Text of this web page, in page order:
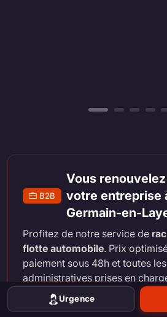
B2B
Vous
votre entreprise
Germain-en-
Profitez de notre service de
flotte automobile. Prix
paiement sous 48h et toutes
administratives prises en
Rachat Flotte B2B
Urgence